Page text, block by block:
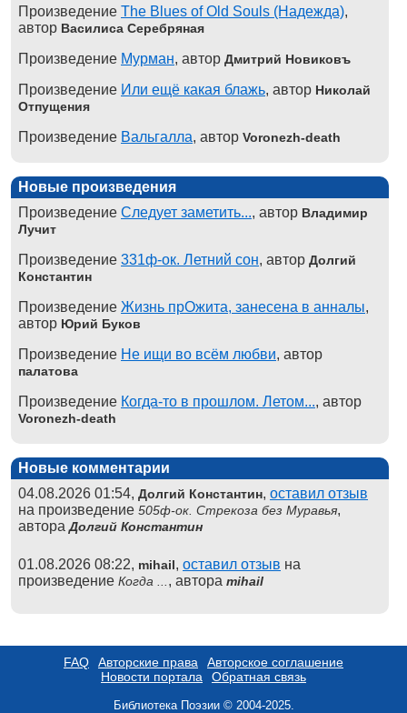
Произведение The Blues of Old Souls (Надежда),
автор Василиса Серебряная
Произведение Мурман, автор Дмитрий Новиковъ
Произведение Или ещё какая блажь, автор Николай
Отпущения
Произведение Вальгалла, автор Voronezh-death
Новые произведения
Произведение Следует заметить..., автор Владимир
Лучит
Произведение 331ф-ок. Летний сон, автор Долгий
Константин
Произведение Жизнь прОжита, занесена в анналы,
автор Юрий Буков
Произведение Не ищи во всём любви, автор
палатова
Произведение Когда-то в прошлом. Летом..., автор
Voronezh-death
Новые комментарии
04.08.2026 01:54, Долгий Константин, оставил отзыв
на произведение 505ф-ок. Стрекоза без Муравья,
автораДолгий Константин
01.08.2026 08:22, mihail, оставил отзыв на
произведение Когда ... , автора mihail
FAQ Авторские права
Авторское соглашение
Новости портала
Обратная связь
Библиотека Поэзии © 2004-2025.